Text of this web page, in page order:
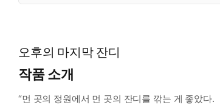
오후의 마지막 잔디
작품 소개
“먼 곳의 정원에서 먼 곳의 잔디를 깎는 게 좋았다.